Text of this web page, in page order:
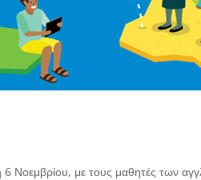
Νοεμβρίου, με τους μαθητές των